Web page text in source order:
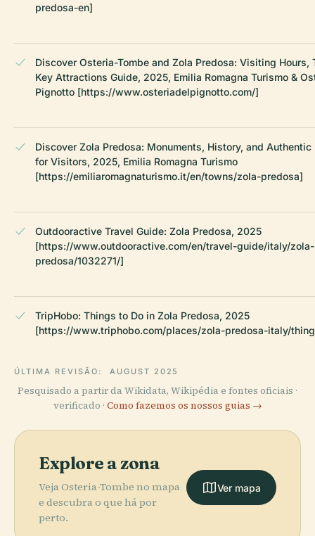
predosa-en]
Discover Osteria-Tombe and Zola Predosa: Visiting Hours,
Key Attractions Guide, 2025, Emilia Romagna Turismo &
Pignotto [https://www.osteriadelpignotto.com/]
Discover Zola Predosa: Monuments, History, and Authentic
for Visitors, 2025, Emilia Romagna Turismo
[https://emiliaromagnaturismo.it/en/towns/zola-predosa]
Outdooractive Travel Guide: Zola Predosa, 2025
[https://www.outdooractive.com/en/travel-guide/italy/zola-
predosa/1032271/]
TripHobo: Things to Do in Zola Predosa, 2025
[https://www.triphobo.com/places/zola-predosa-italy/
ÚLTIMA REVISÃO: AUGUST 2025
Pesquisado a partir da Wikidata, Wikipédia e fontes oficiais ·
verificado · Como fazemos os nossos guias →
Explore a zona
Veja Osteria-Tombe no mapa
e descubra o que há por
perto.
Ver mapa